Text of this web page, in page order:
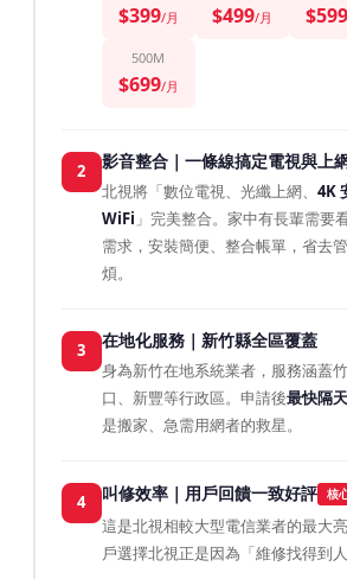
$399/月 $499/月 $599
500M
$699/月
2 影音整合｜一條線搞定電視與上
北視將「數位電視、光纖上網、 4K
WiFi 」完美整合。家中有長輩需要
需求，安裝簡便、整合帳單，省去
煩。
3 在地化服務｜新竹縣全區覆蓋
身為新竹在地系統業者，服務涵蓋
口、新豐等行政區。申請後最快隔
是搬家、急需用網者的救星。
4 叫修效率｜用戶回饋一致好評 核
這是北視相較大型電信業者的最大
戶選擇北視正是因為「維修找得到人